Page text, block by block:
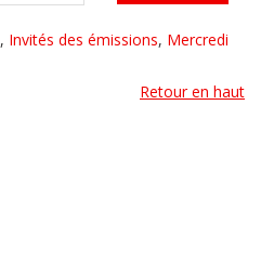
, Invités des émissions, Mercredi
Retour en haut